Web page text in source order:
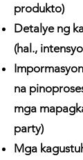
produkto)
Detalye ng
(hal.,
na
mga
party)
Mga